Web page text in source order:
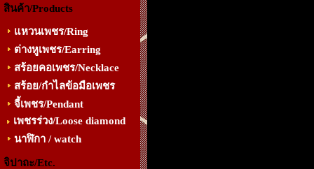
สินค้า/Products
แหวนเพชร/Ring
ต่างหูเพชร/Earring
สร้อยคอเพชร/Necklace
สร้อย/กำไลข้อมือเพชร
จี้เพชร/Pendant
เพชรร่วง/Loose diamond
นาฬิกา / watch
จิปาถะ/Etc.